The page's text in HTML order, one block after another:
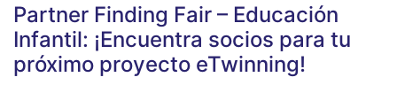
Partner Finding Fair – Educación
Infantil: ¡Encuentra socios para tu
próximo proyecto eTwinning!